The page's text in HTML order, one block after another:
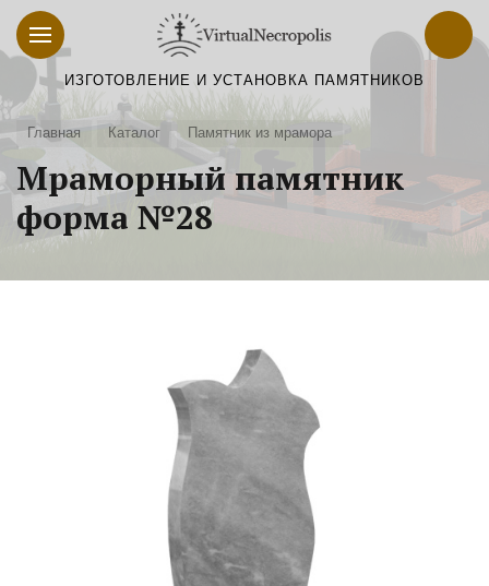
ИЗГОТОВЛЕНИЕ И УСТАНОВКА ПАМЯТНИКОВ
Главная Каталог Памятник из мрамора
Мраморный памятник
форма №28